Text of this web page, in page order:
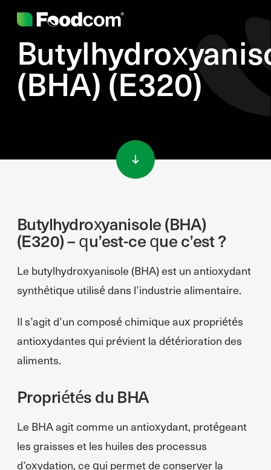
(BHA) (E320)
Butylhydroxyanisole (BHA)
(E320) – qu’est-ce que c’est ?
Le butylhydroxyanisole (BHA) est un antioxydant
synthétique utilisé dans l’industrie alimentaire.
Il s’agit d’un composé chimique aux propriétés
antioxydantes qui prévient la détérioration des
aliments.
Propriétés du BHA
Le BHA agit comme un antioxydant, protégeant
les graisses et les huiles des processus
d’oxydation, ce qui permet de conserver la